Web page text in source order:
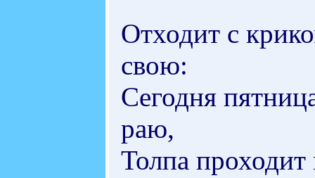
Отходит с
свою:
Сегодня
раю,
Толпа проходит